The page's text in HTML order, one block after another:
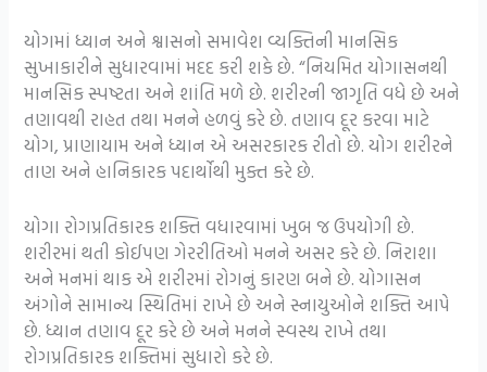
યોગમાં ધ્યાન અને શ્વાસનો સમાવેશ વ્યક્તિની માનસિક
સુખાકારીને સુધારવામાં મદદ કરી શકે છે. “નિયમિત યોગાસનથી
માનસિક સ્પષ્ટતા અને શાંતિ મળે છે. શરીરની જાગૃતિ વધે છે અને
તણાવથી રાહત તથા મનને હળવું કરે છે. તણાવ દૂર કરવા માટે
યોગ, પ્રાણાયામ અને ધ્યાન એ અસરકારક રીતો છે. યોગ શરીરને
તાણ અને હાનિકારક પદાર્થોથી મુક્ત કરે છે.
યોગા રોગપ્રતિકારક શક્તિ વધારવામાં ખુબ જ ઉપયોગી છે.
શરીરમાં થતી કોઈપણ ગેરરીતિઓ મનને અસર કરે છે. નિરાશા
અને મનમાં થાક એ શરીરમાં રોગનું કારણ બને છે. યોગાસન
અંગોને સામાન્ય સ્થિતિમાં રાખે છે અને સ્નાયુઓને શક્તિ આપે
છે. ધ્યાન તણાવ દૂર કરે છે અને મનને સ્વસ્થ રાખે તથા
રોગપ્રતિકારક શક્તિમાં સુધારો કરે છે.